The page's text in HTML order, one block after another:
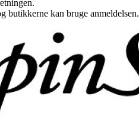
butikkerne kan bruge anmeldelsen.